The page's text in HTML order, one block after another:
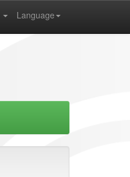
Language